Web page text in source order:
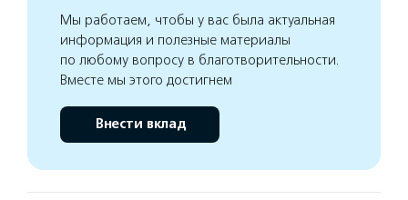
Мы работаем, чтобы у вас была актуальная
информация и полезные материалы
по любому вопросу в благотворительности.
Вместе мы этого достигнем
Внести вклад